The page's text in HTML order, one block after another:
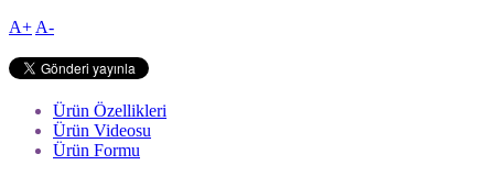
A+ A-
Ürün Özellikleri
Ürün Videosu
Ürün Formu